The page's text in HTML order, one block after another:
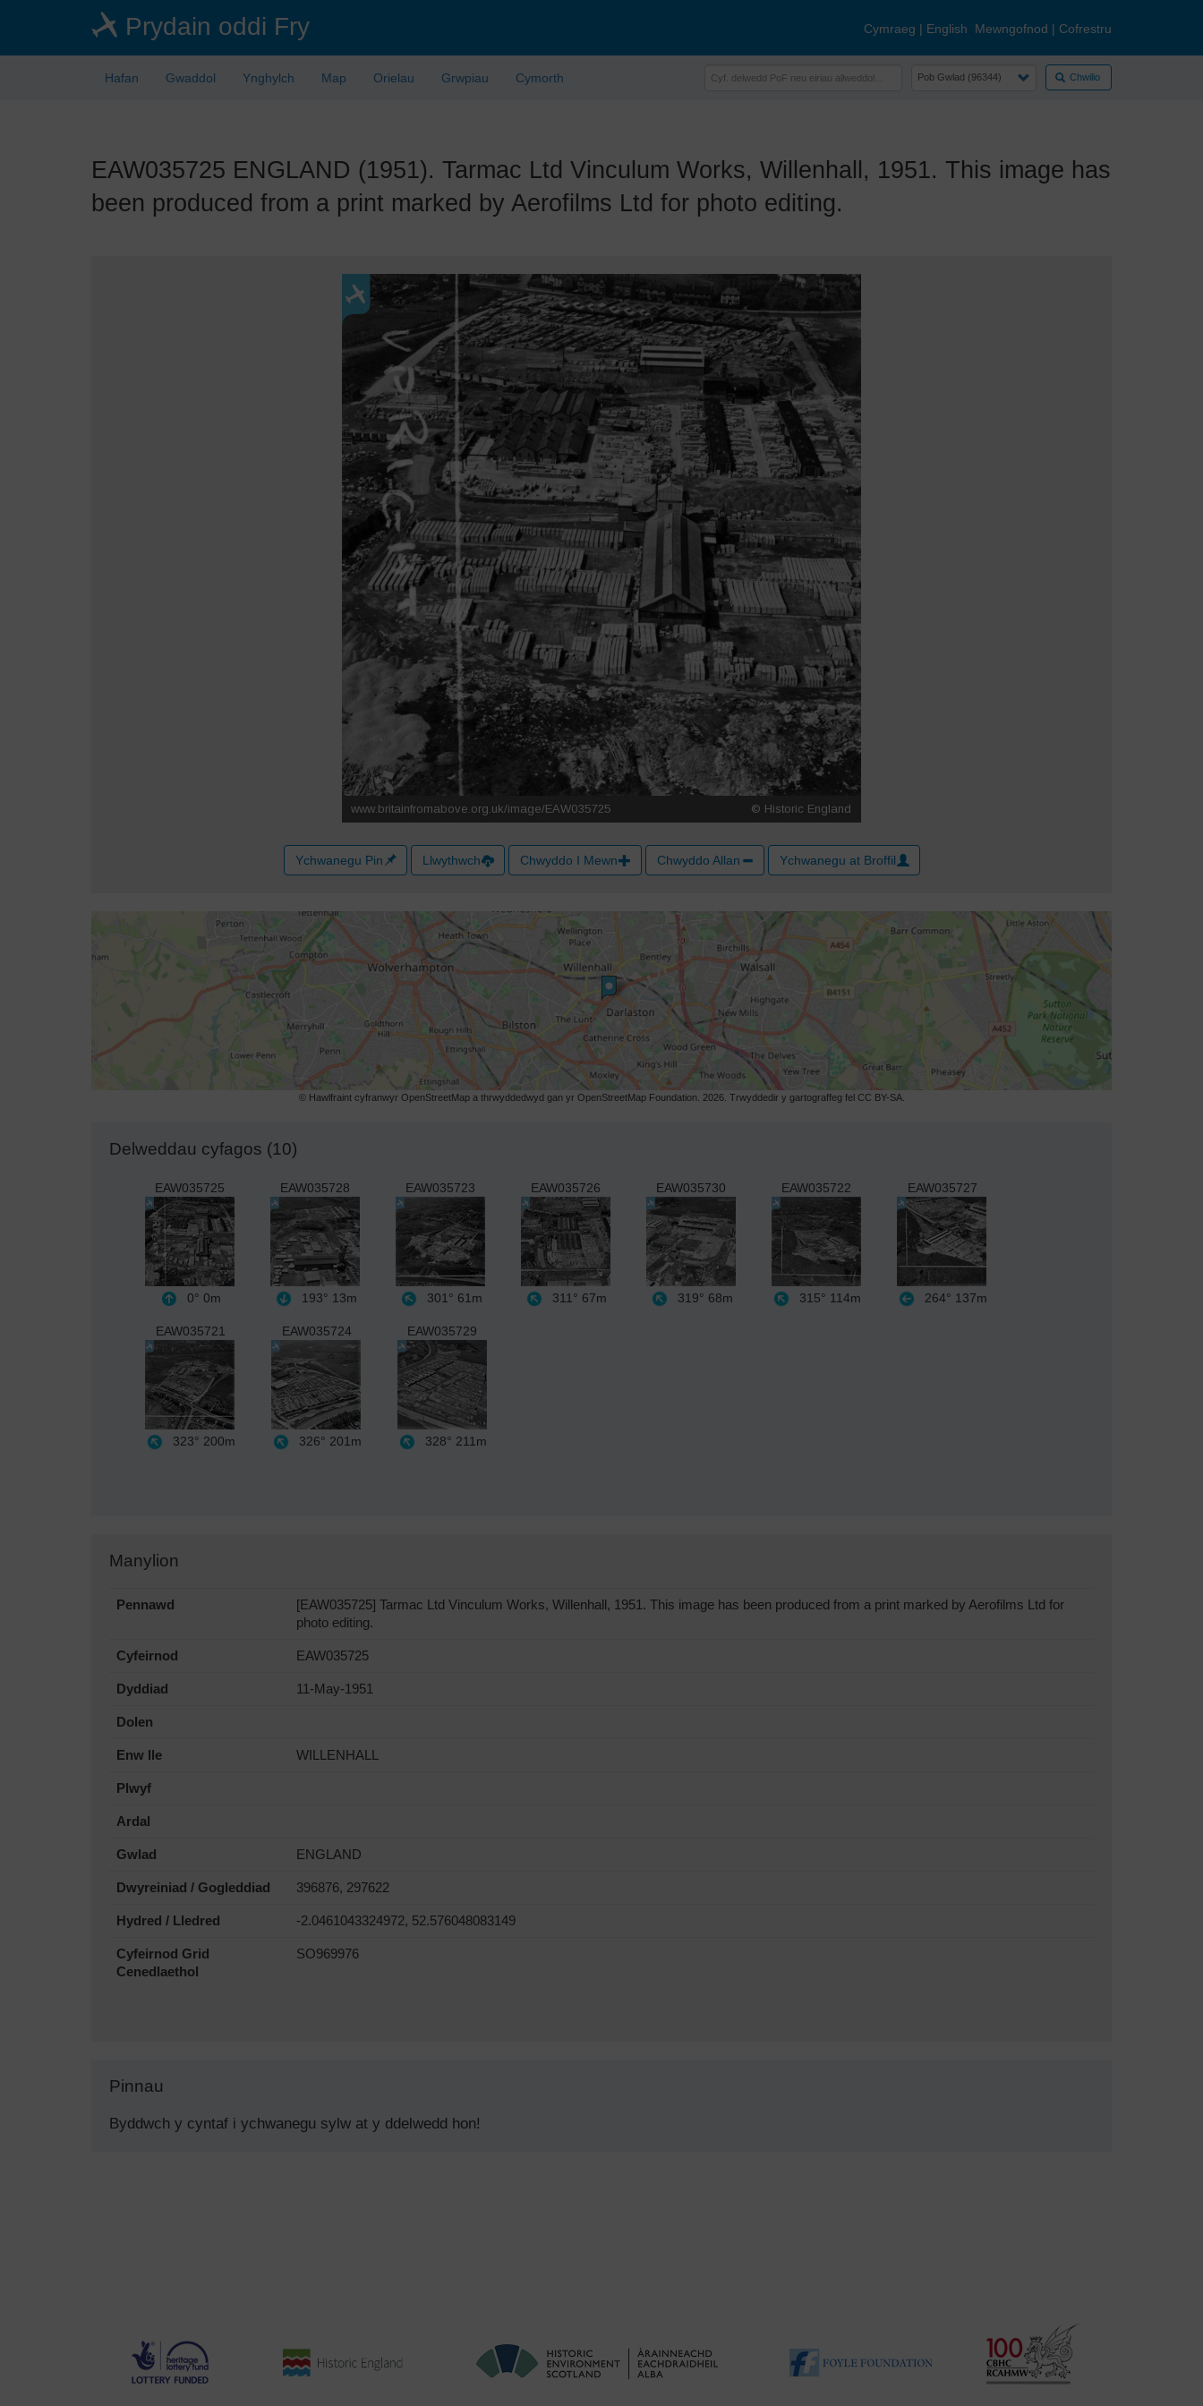
Prydain oddi Fry Cymraeg | English Mewngofnod | Cofrestru
Hafan Gwaddol Ynghylch Map Orielau Grwpiau Cymorth Chwilio
EAW035725 ENGLAND (1951). Tarmac Ltd Vinculum Works, Willenhall, 1951. This image has
been produced from a print marked by Aerofilms Ltd for photo editing.
Ychwanegu Pin Llwythwch Chwyddo I Mewn Chwyddo Allan Ychwanegu at Broffil
© Hawlfraint cyfranwyr OpenStreetMap a thrwyddedwyd gan yr OpenStreetMap Foundation. 2026. Trwyddedir y gartograffeg fel CC BY-SA.
Delweddau cyfagos (10)
EAW035725
0° 0m
EAW035728
193° 13m
EAW035723
301° 61m
EAW035726
311° 67m
EAW035730
319° 68m
EAW035722
315° 114m
EAW035727
264° 137m
EAW035721
323° 200m
EAW035724
326° 201m
EAW035729
328° 211m
Manylion
Pennawd
[EAW035725] Tarmac Ltd Vinculum Works, Willenhall, 1951. This image has been produced from a print marked by Aerofilms Ltd for
photo editing.
Cyfeirnod EAW035725
Dyddiad 11-May-1951
Dolen
Enw lle WILLENHALL
Plwyf
Ardal
Gwlad ENGLAND
Dwyreiniad / Gogleddiad 396876, 297622
Hydred / Lledred -2.0461043324972, 52.576048083149
Cyfeirnod Grid
Cenedlaethol
SO969976
Pinnau
Byddwch y cyntaf i ychwanegu sylw at y ddelwedd hon!